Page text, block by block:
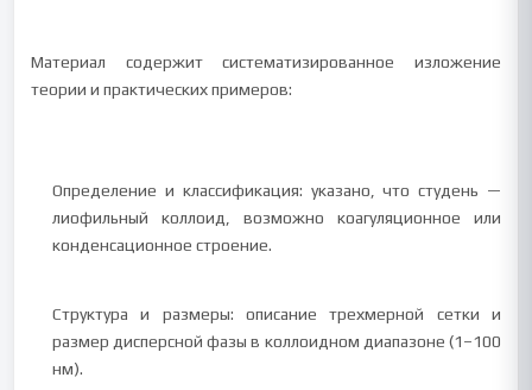
Материал содержит систематизированное изложение
теории и практических примеров:
Определение и классификация: указано, что студень —
лиофильный коллоид, возможно коагуляционное или
конденсационное строение.
Структура и размеры: описание трехмерной сетки и
размер дисперсной фазы в коллоидном диапазоне (1–100
нм).